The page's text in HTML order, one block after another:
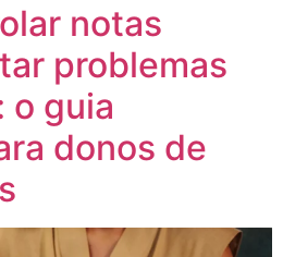
notas
problemas
o guia
donos de